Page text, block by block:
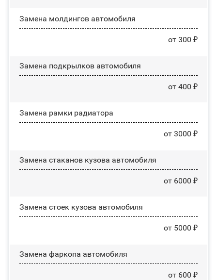
Замена молдингов автомобиля
от 300 ₽
Замена пoдĸpылĸoв автомобиля
от 400 ₽
Замена рамки радиатора
от 3000 ₽
Замена стаканов кузова автомобиля
от 6000 ₽
Замена стоек кузова автомобиля
от 5000 ₽
Замена фаркопа автомобиля
от 600 ₽